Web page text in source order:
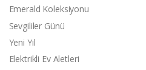
Emerald Koleksiyonu
Sevgililer Günü
Yeni Yıl
Elektrikli Ev Aletleri